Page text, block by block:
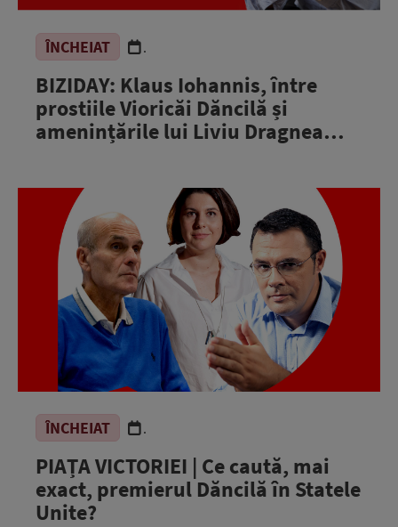
ÎNCHEIAT .
BIZIDAY: Klaus Iohannis, între
prostiile Vioricăi Dăncilă și
amenințările lui Liviu Dragnea…
ÎNCHEIAT .
PIAȚA VICTORIEI | Ce caută, mai
exact, premierul Dăncilă în Statele
Unite?